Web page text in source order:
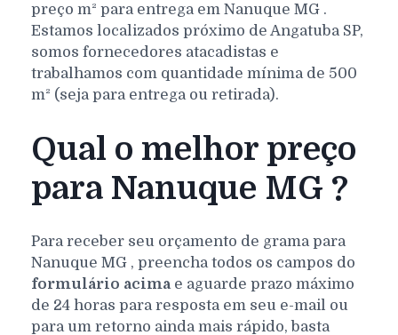
preço m² para entrega em Nanuque MG .
Estamos localizados próximo de Angatuba SP,
somos fornecedores atacadistas e
trabalhamos com quantidade mínima de 500
m² (seja para entrega ou retirada).
Qual o melhor preço
para Nanuque MG ?
Para receber seu orçamento de grama para
Nanuque MG , preencha todos os campos do
formulário acima e aguarde prazo máximo
de 24 horas para resposta em seu e-mail ou
para um retorno ainda mais rápido, basta